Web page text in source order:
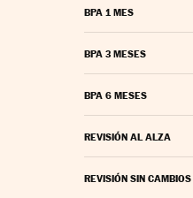
BPA 1 MES
BPA 3 MESES
BPA 6 MESES
REVISIÓN AL ALZA
REVISIÓN SIN CAMBIOS